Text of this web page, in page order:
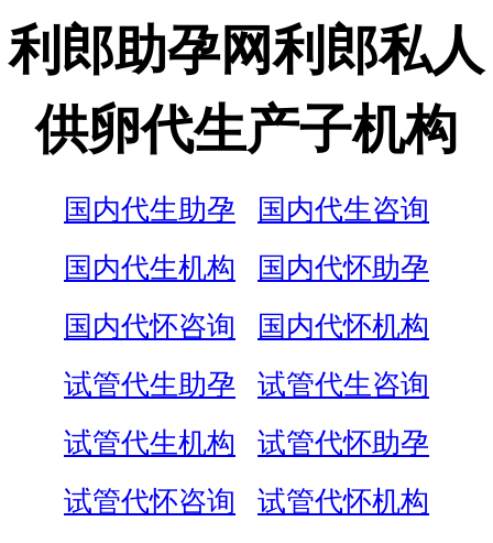
利郎助孕网利郎私人
供卵代生产子机构
国内代生助孕
国内代生咨询
国内代生机构
国内代怀助孕
国内代怀咨询
国内代怀机构
试管代生助孕
试管代生咨询
试管代生机构
试管代怀助孕
试管代怀咨询
试管代怀机构